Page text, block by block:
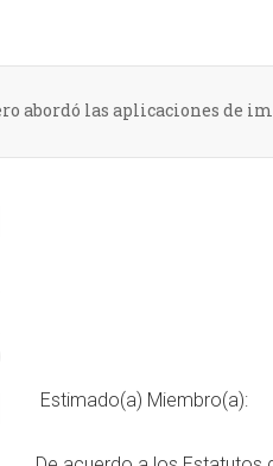
abordó las aplicaciones de
Estimado(a) Miembro(a):